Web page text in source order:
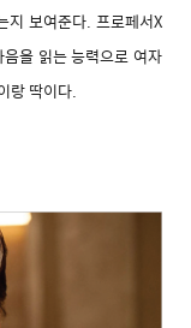
지 보여준다. 프로페서X
을 읽는 능력으로 여자
랑 딱이다.